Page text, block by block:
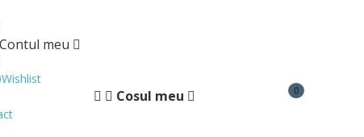
Contul meu
Wishlist
0
Cosul meu